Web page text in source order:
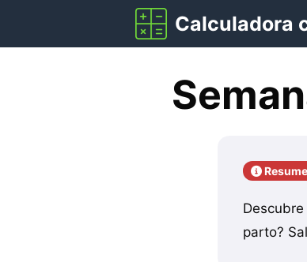
contenido
Calculadora
parto?